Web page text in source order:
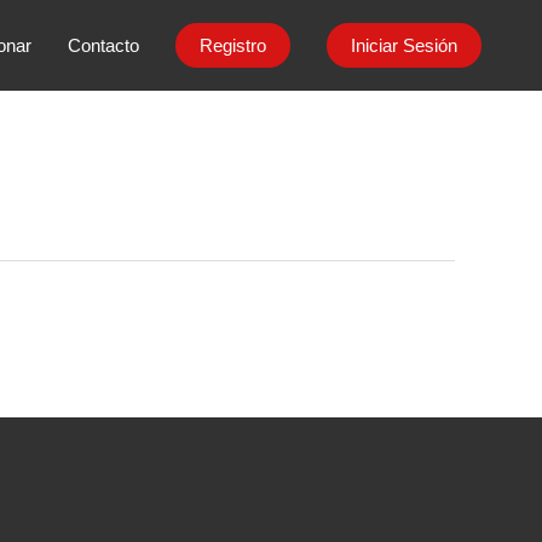
Contacto Registro Iniciar Sesión